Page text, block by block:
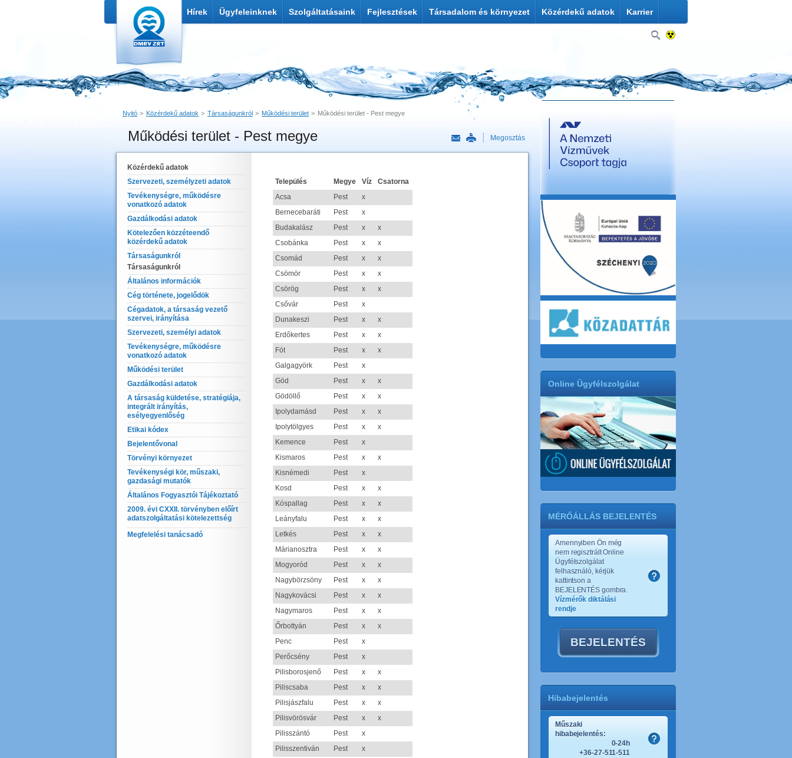
Hírek Ügyfeleinknek Szolgáltatásaink Fejlesztések Társadalom és környezet Közérdekű adatok Karrier
Nyitó Közérdekű adatok Társaságunkról Működési terület Működési terület - Pest megye
Működési terület - Pest megye
Link küldése
Nyomtatás Megosztás
Közérdekű adatok
Szervezeti, személyzeti adatok
Tevékenységre, működésre
vonatkozó adatok
Gazdálkodási adatok
Kötelezően közzéteendő
közérdekű adatok
Társaságunkról
Társaságunkról
Általános információk
Cég története, jogelődök
Cégadatok, a társaság vezető
szervei, irányítása
Szervezeti, személyi adatok
Tevékenységre, működésre
vonatkozó adatok
Működési terület
Gazdálkodási adatok
A társaság küldetése, stratégiája,
integrált irányítás,
esélyegyenlőség
Etikai kódex
Bejelentővonal
Törvényi környezet
Tevékenységi kör, műszaki,
gazdasági mutatók
Általános Fogyasztói Tájékoztató
2009. évi CXXII. törvényben előírt
adatszolgáltatási kötelezettség
Megfelelési tanácsadó
Település Megye Víz
Csatorna
Acsa
Pest
x
Bernecebaráti
Pest
x
Budakalász
Pest x
x
Csobánka
Pest x
x
Csomád
Pest x
x
Csömör
Pest x
x
Csörög
Pest x
x
Csővár
Pest
x
Dunakeszi
Pest x
x
Erdőkertes
Pest x
x
Fót
Pest x
x
Galgagyörk
Pest
x
Göd
Pest x
x
Gödöllő
Pest x
x
Ipolydamásd
Pest x
x
Ipolytölgyes
Pest x
x
Kemence
Pest
x
Kismaros
Pest x
x
Kisnémedi
Pest
x
Kosd
Pest x
x
Kóspallag
Pest x
x
Leányfalu
Pest x
x
Letkés
Pest x
x
Márianosztra
Pest x
x
Mogyoród
Pest x
x
Nagybörzsöny
Pest x
x
Nagykovácsi
Pest x
x
Nagymaros
Pest x
x
Őrbottyán
Pest x
x
Penc
Pest
x
Perőcsény
Pest
x
Pilisborosjenő
Pest x
x
Piliscsaba
Pest x
x
Pilisjászfalu
Pest x
x
Pilisvörösvár
Pest x
x
Pilisszántó
Pest
x
Pilisszentiván
Pest
x
Online Ügyfélszolgálat
MÉRŐÁLLÁS BEJELENTÉS
Amennyiben Ön még
nem regisztrált Online
Ügyfélszolgálat
felhasználó, kérjük
kattintson a
BEJELENTÉS gombra.
Vízmérők diktálási
rendje
BEJELENTÉS
Hibabejelentés
Műszaki
hibabejelentés:
0-24h
+36-27-511-511